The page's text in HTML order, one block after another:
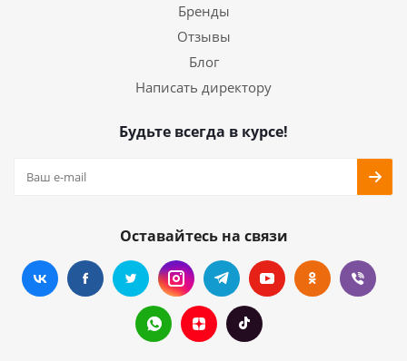
Бренды
Отзывы
Блог
Написать директору
Будьте всегда в курсе!
Оставайтесь на связи